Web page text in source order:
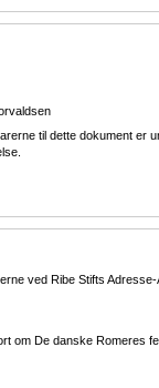
til dette dokument er
ved Ribe Stifts Adresse-
om De danske Romeres